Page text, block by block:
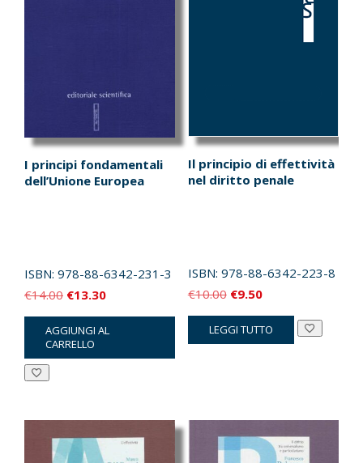
I principi fondamentali
dell’Unione Europea
ISBN: 978-88-6342-231-3
€14.00 Il
prezzo
originale
era:
€13.30Il
prezzo
attuale
è:
AGGIUNGI AL
CARRELLO
Il principio di effettività
nel diritto penale
ISBN: 978-88-6342-223-8
€10.00 Il
prezzo
originale
€9.50Il
prezzo
attuale
LEGGI TUTTO